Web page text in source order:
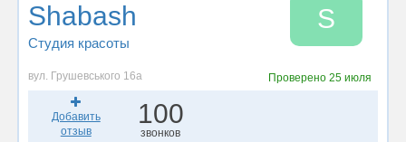
Shabash
Студия красоты
S
вул. Грушевського 16а Проверено 25 июля
Добавить
отзыв
100
звонков